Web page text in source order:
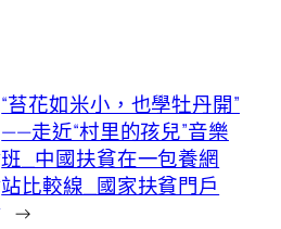
“苔花如米小，也學牡丹開”
——走近“村里的孩兒”音樂
班_中國扶貧在一包養網
站比較線_國家扶貧門戶
→